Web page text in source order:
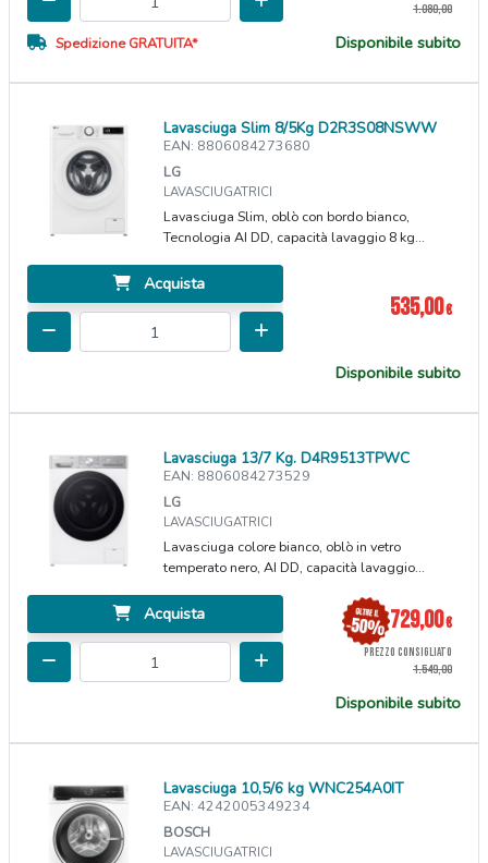
1.080,00
Spedizione GRATUITA* Disponibile subito
Lavasciuga Slim 8/5Kg D2R3S08NSWW
EAN: 8806084273680
LG
LAVASCIUGATRICI
Lavasciuga Slim, oblò con bordo bianco,
Tecnologia AI DD, capacità lavaggio 8 kg...
Acquista
535,00€
Disponibile subito
Lavasciuga 13/7 Kg. D4R9513TPWC
EAN: 8806084273529
LG
LAVASCIUGATRICI
Lavasciuga colore bianco, oblò in vetro
temperato nero, AI DD, capacità lavaggio...
Acquista 729,00€
PREZZO CONSIGLIATO
1.549,00
Disponibile subito
Lavasciuga 10,5/6 kg WNC254A0IT
EAN: 4242005349234
BOSCH
LAVASCIUGATRICI